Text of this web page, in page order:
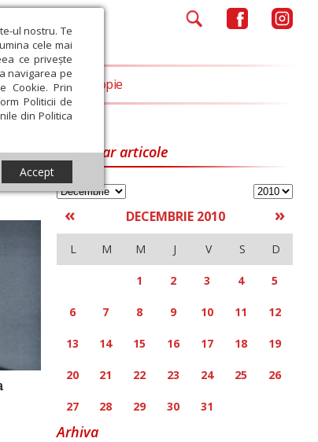
ul nostru. Te
cele mai
ce privește
navigarea pe
Cookie. Prin
Politicii de
din Politica
Accept
Filantropie
Calendar articole
« »
DECEMBRIE 2010
L M M J V S D
1 2 3 4 5
6 7 8 9 10 11 12
13 14 15 16 17 18 19
20 21 22 23 24 25 26
27 28 29 30 31
Arhiva